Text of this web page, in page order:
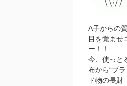
A子からの
目を覚ませ
ー！！
今、使っと
布から“ブラ
ド物の長財